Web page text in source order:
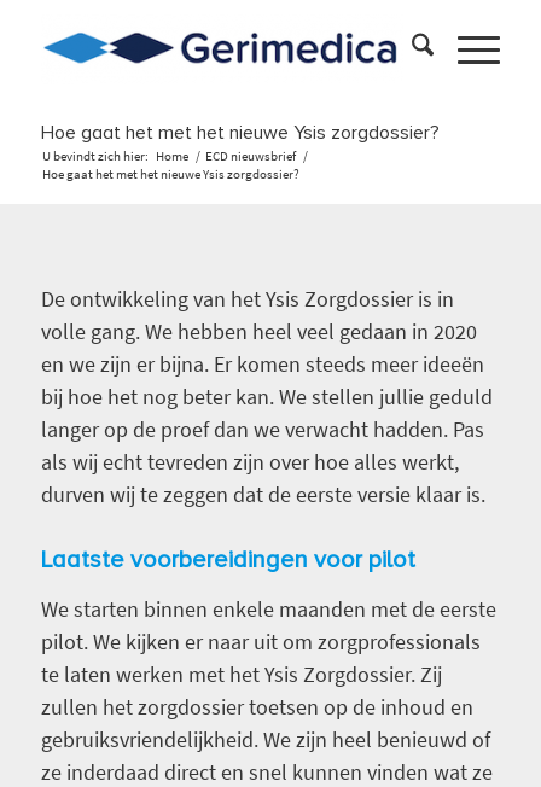
Hoe gaat het met het nieuwe Ysis zorgdossier?
U bevindt zich hier: Home / ECD nieuwsbrief /
Hoe gaat het met het nieuwe Ysis zorgdossier?
De ontwikkeling van het Ysis Zorgdossier is in
volle gang. We hebben heel veel gedaan in 2020
en we zijn er bijna. Er komen steeds meer ideeën
bij hoe het nog beter kan. We stellen jullie geduld
langer op de proef dan we verwacht hadden. Pas
als wij echt tevreden zijn over hoe alles werkt,
durven wij te zeggen dat de eerste versie klaar is.
Laatste voorbereidingen voor pilot
We starten binnen enkele maanden met de eerste
pilot. We kijken er naar uit om zorgprofessionals
te laten werken met het Ysis Zorgdossier. Zij
zullen het zorgdossier toetsen op de inhoud en
gebruiksvriendelijkheid. We zijn heel benieuwd of
ze inderdaad direct en snel kunnen vinden wat ze